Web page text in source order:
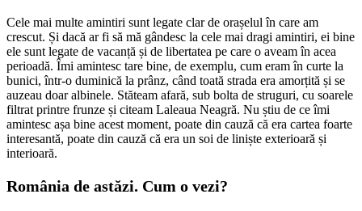
Cele mai multe amintiri sunt legate clar de orașelul în care am
crescut. Și dacă ar fi să mă gândesc la cele mai dragi amintiri, ei bine
ele sunt legate de vacanță și de libertatea pe care o aveam în acea
perioadă. Îmi amintesc tare bine, de exemplu, cum eram în curte la
bunici, într-o duminică la prânz, când toată strada era amorțită și se
auzeau doar albinele. Stăteam afară, sub bolta de struguri, cu soarele
filtrat printre frunze și citeam Laleaua Neagră. Nu știu de ce îmi
amintesc așa bine acest moment, poate din cauză că era cartea foarte
interesantă, poate din cauză că era un soi de liniște exterioară și
interioară.
România de astăzi. Cum o vezi?